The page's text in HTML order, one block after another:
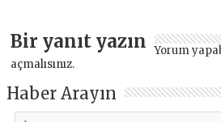
Bir yanıt yazın Yorum
açmalısınız.
Haber Arayın